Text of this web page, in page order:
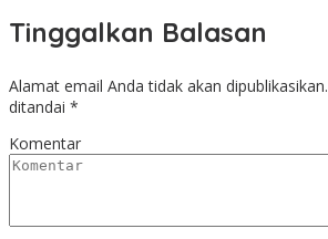
Tinggalkan Balasan
Alamat email Anda tidak akan dipublikasikan.
ditandai *
Komentar